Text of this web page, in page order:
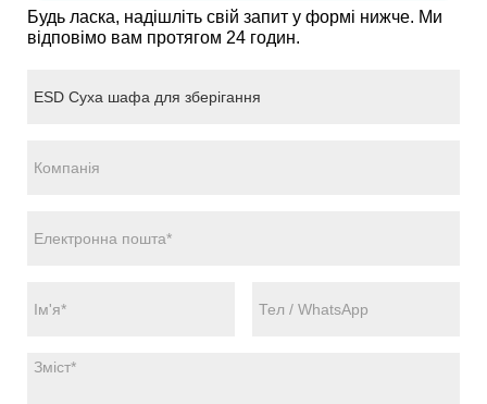
Будь ласка, надішліть свій запит у формі нижче. Ми
відповімо вам протягом 24 годин.